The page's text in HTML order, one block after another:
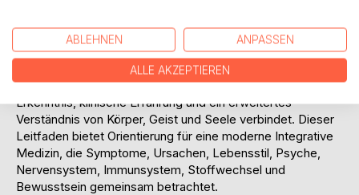
Ärztinnen und Ärzte, Therapeutinnen und Therapeuten
sowie an medizinische Fachpersonen, die den Menschen
ganzheitlich begleiten möchten.
Im Zentrum steht eine Medizin, die wissenschaftliche
Erkenntnis, klinische Erfahrung und ein erweitertes
Verständnis von Körper, Geist und Seele verbindet. Dieser
Leitfaden bietet Orientierung für eine moderne Integrative
Medizin, die Symptome, Ursachen, Lebensstil, Psyche,
Nervensystem, Immunsystem, Stoffwechsel und
Bewusstsein gemeinsam betrachtet.
ABLEHNEN ANPASSEN
ALLE AKZEPTIEREN